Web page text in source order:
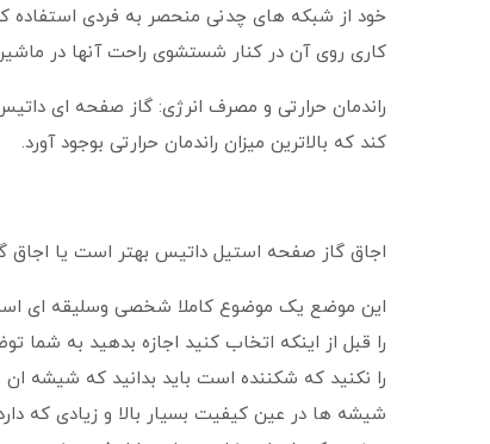
خود از شبکه های چدنی منحصر به فردی استفاده
کاری روی آن در کنار شستشوی راحت آنها در
راندمان حرارتی و مصرف انرژی: گاز صفحه ای
کند که بالاترین میزان راندمان حرارتی بوجود آورد.
اجاق گاز صفحه استیل داتیس بهتر است یا
این موضع یک موضوع کاملا شخصی وسلیقه ای
را قبل از اینکه اتخاب کنید اجازه بدهید به شما